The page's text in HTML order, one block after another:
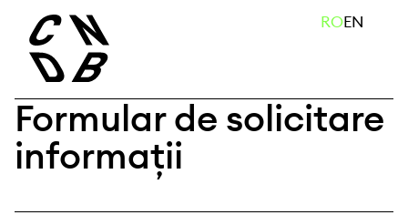
content
caută ROEN
Formular de solicitare
informații